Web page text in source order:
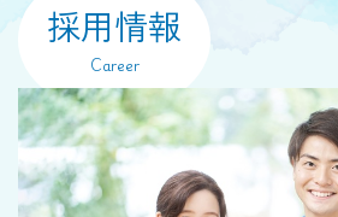
採用情報
Career